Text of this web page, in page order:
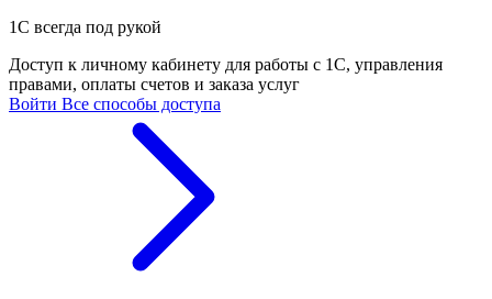
1С всегда под рукой
Доступ к личному кабинету для работы с 1С, управления
правами, оплаты счетов и заказа услуг
Войти Все способы доступа